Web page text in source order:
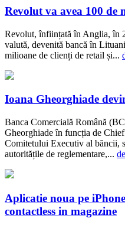
Revolut va avea 100 de
Revolut, înființată în Anglia, în
valută, devenită bancă în
milioane de clienți de retail și...
Ioana Gheorghiade
Banca Comercială Română
Gheorghiade în funcția de
Comitetului Executiv al băncii,
autoritățile de reglementare,...
Aplicatie noua pe
contactless in magazine